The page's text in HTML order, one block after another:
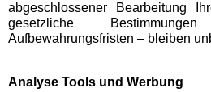
Schwarzwaldhaus der Sinne
abgeschlossener Bearbeitung
gesetzliche
Aufbewahrungsfristen – bleiben
Analyse Tools und Werbung